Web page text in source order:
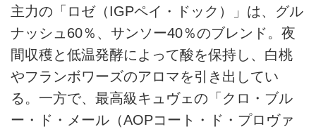
主力の「ロゼ（IGPペイ・ドック）」は、グル
ナッシュ60％、サンソー40％のブレンド。夜
間収穫と低温発酵によって酸を保持し、白桃
やフランボワーズのアロマを引き出してい
る。一方で、最高級キュヴェの「クロ・ブル
ー・ド・メール（AOPコート・ド・プロヴァ